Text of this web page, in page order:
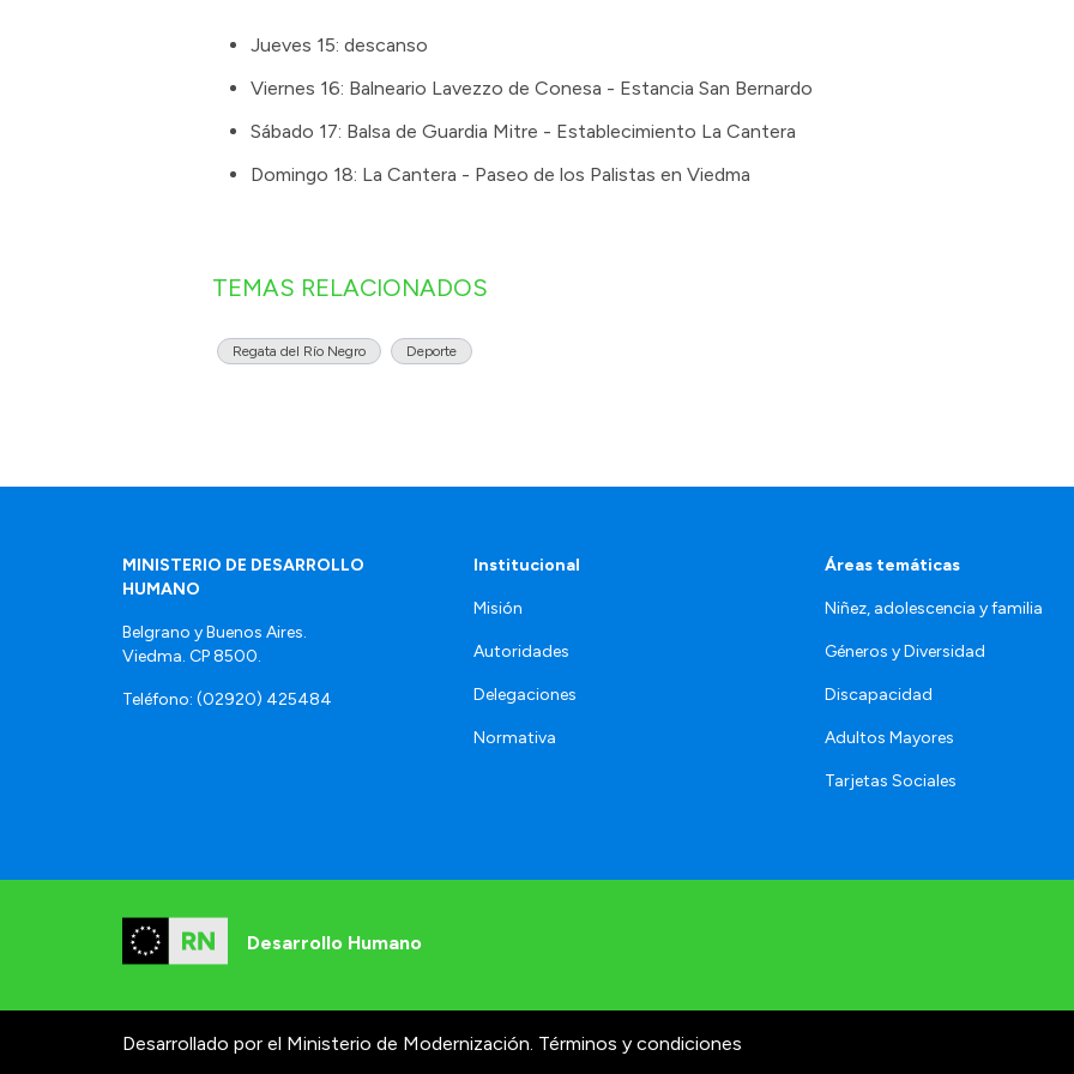
Jueves 15: descanso
Viernes 16: Balneario Lavezzo de Conesa - Estancia San Bernardo
Sábado 17: Balsa de Guardia Mitre - Establecimiento La Cantera
Domingo 18: La Cantera - Paseo de los Palistas en Viedma
TEMAS RELACIONADOS
Regata del Río Negro Deporte
MINISTERIO DE DESARROLLO
HUMANO
Belgrano y Buenos Aires.
Viedma. CP 8500.
Teléfono: (02920) 425484
Institucional
Misión
Autoridades
Delegaciones
Normativa
Áreas temáticas
Niñez, adolescencia y familia
Géneros y Diversidad
Discapacidad
Adultos Mayores
Tarjetas Sociales
Desarrollo Humano
Desarrollado por el Ministerio de Modernización. Términos y condiciones